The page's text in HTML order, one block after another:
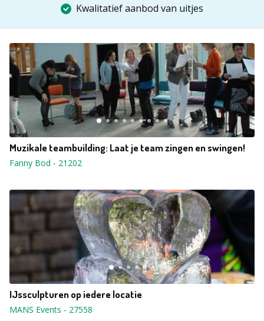
Kwalitatief aanbod van uitjes
Muzikale teambuilding: Laat je team zingen en swingen!
Fanny Bod - 21202
IJssculpturen op iedere locatie
MANS Events - 27558